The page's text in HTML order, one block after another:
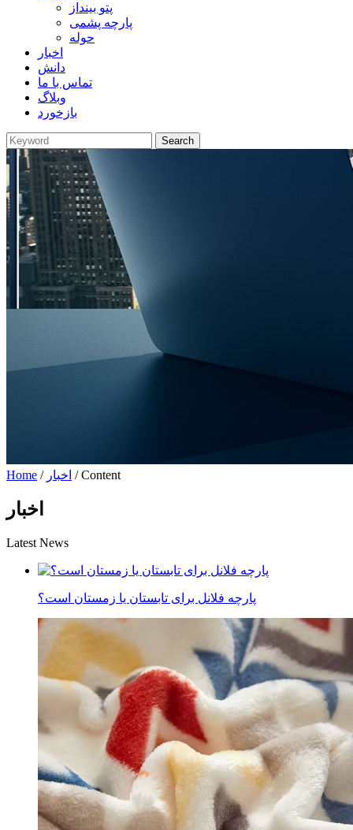
پتو بینداز
پارچه پشمی
حوله
اخبار
دانش
تماس با ما
وبلاگ
بازخورد
Home / اخبار / Content
اخبار
Latest News
پارچه فلانل برای تابستان یا زمستان است؟